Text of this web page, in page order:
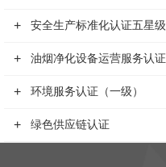
+ 安全生产标准化认证五星级
+ 油烟净化设备运营服务认证
+ 环境服务认证（一级）
+ 绿色供应链认证